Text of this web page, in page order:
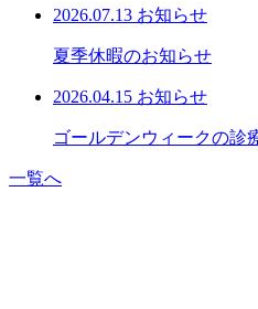
2026.07.13 お知らせ
夏季休暇のお知らせ
2026.04.15 お知らせ
ゴールデンウィークの診
一覧へ